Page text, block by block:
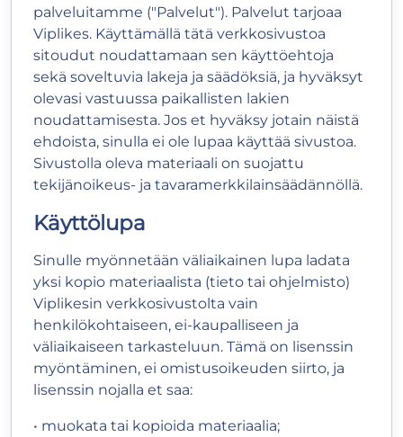
palveluitamme ("Palvelut"). Palvelut tarjoaa
Viplikes. Käyttämällä tätä verkkosivustoa
sitoudut noudattamaan sen käyttöehtoja
sekä soveltuvia lakeja ja säädöksiä, ja hyväksyt
olevasi vastuussa paikallisten lakien
noudattamisesta. Jos et hyväksy jotain näistä
ehdoista, sinulla ei ole lupaa käyttää sivustoa.
Sivustolla oleva materiaali on suojattu
tekijänoikeus- ja tavaramerkkilainsäädännöllä.
Käyttölupa
Sinulle myönnetään väliaikainen lupa ladata
yksi kopio materiaalista (tieto tai ohjelmisto)
Viplikesin verkkosivustolta vain
henkilökohtaiseen, ei-kaupalliseen ja
väliaikaiseen tarkasteluun. Tämä on lisenssin
myöntäminen, ei omistusoikeuden siirto, ja
lisenssin nojalla et saa:
• muokata tai kopioida materiaalia;